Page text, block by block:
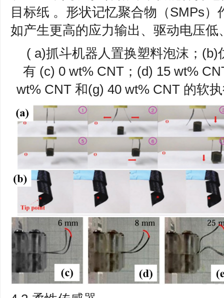
目标纸 。形状记忆聚合物（SMPs
如产生更高的应力输出、驱动电压
( a)抓斗机器人置换塑料泡沫；
有 (c) 0 wt% CNT；(d) 15 wt%
wt% CNT 和(g) 40 wt% CNT 的软